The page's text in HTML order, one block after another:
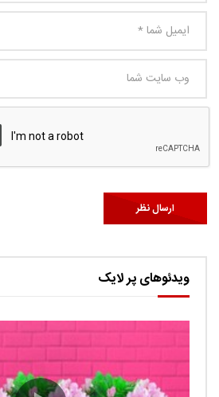
ویدئوهای پر لایک
کارتون اگنس این قسمت ربات ها
حامد 0.9K